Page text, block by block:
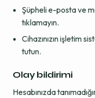
Şüpheli e-posta ve
tıklamayın.
Cihazınızın işletim
tutun.
Olay bildirimi
Hesabınızda